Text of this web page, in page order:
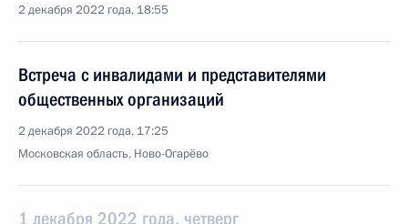
2 декабря 2022 года, 18:55
Встреча с инвалидами и представителями
общественных организаций
2 декабря 2022 года, 17:25
Московская область, Ново-Огарёво
1 декабря 2022 года, четверг